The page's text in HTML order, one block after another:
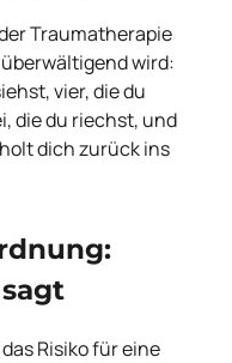
Traumatherapie
wird:
vier, die du
die du riechst, und
dich zurück ins
Risiko für eine